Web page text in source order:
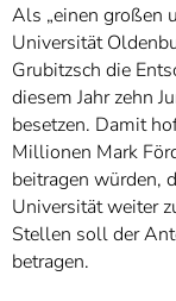
Als „einen großen
Universität
Grubitzsch die
diesem Jahr zehn
besetzen. Damit
Millionen Mark
beitragen würden,
Universität weiter
Stellen soll der
betragen.